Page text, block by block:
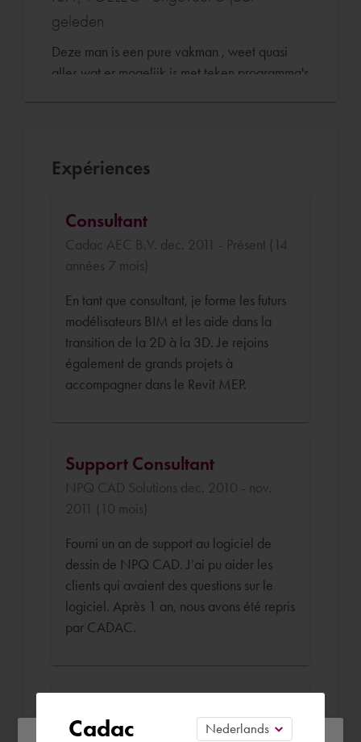
geleden
Deze man is een pure vakman , weet quasi
alles wat er mogelijk is met teken programma's
hoe hij te werk gaat dat hij echt wilt dat je
Zeer tevreden klant , geen enkele opmerking .
100% Kiezen voor deze persoon als je
Autodesk Revit
Cadac TheModus
Expériences
Consultant
Cadac AEC B.V. dec. 2011 - Présent (14
années 7 mois)
En tant que consultant, je forme les futurs
modélisateurs BIM et les aide dans la
transition de la 2D à la 3D. Je rejoins
également de grands projets à
accompagner dans le Revit MEP.
Support Consultant
NPQ CAD Solutions dec. 2010 - nov.
2011 (10 mois)
Fourni un an de support au logiciel de
dessin de NPQ CAD. J’ai pu aider les
clients qui avaient des questions sur le
logiciel. Après 1 an, nous avons été repris
par CADAC.
Installatie
Cadac